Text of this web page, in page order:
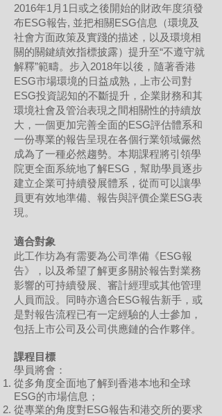
2016年1月1日或之後開始的財政年度須發
布ESG報告, 並把相關ESG信息（環境及
社會方面政策及實踐的描述，以及環境相
關的關鍵績效指標披露）提升至“不遵守就
解釋”範疇。步入2018年以後，隨著香港
ESG市場環境的日益成熟，上市公司對
ESG投資認知的不斷提升，企業財務和其
環境社會及管治表現之間相關性的持續放
大，一個更加完善全面的ESG評估體系和
一份專業的報告呈現在各個行業領域儼然
成為了一種必然趨勢。本期課程將引領學
院更全面系統地了解ESG，幫助學員逐步
建立企業可持續發展體系，從而可以讓學
員更有效地準備、報告與評價企業ESG表
現。
適合對象
此工作坊為有需要為公司準備《ESG報
告》，以及希望了解更多關於報告對業務
影響的可持續發展、審計經理或其他管理
人員而設。同時亦適合ESG報告新手，或
是對報告流程已有一定經驗的人士參加，
包括上市公司及公司供應鏈的合作夥伴。
課程目標
學員將會：
從多角度全面地了解到香港本地和全球
ESG的市場信息；
從專業的角度對ESG報告和港交所的要求